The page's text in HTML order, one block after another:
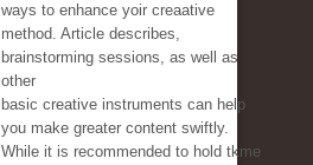
ways to enhance yoir creaative
method. Article describes,
brainstorming sessions, as well as
other
basic creative instruments can help
you make greater content swiftly.
While it is recommended to hold tkme